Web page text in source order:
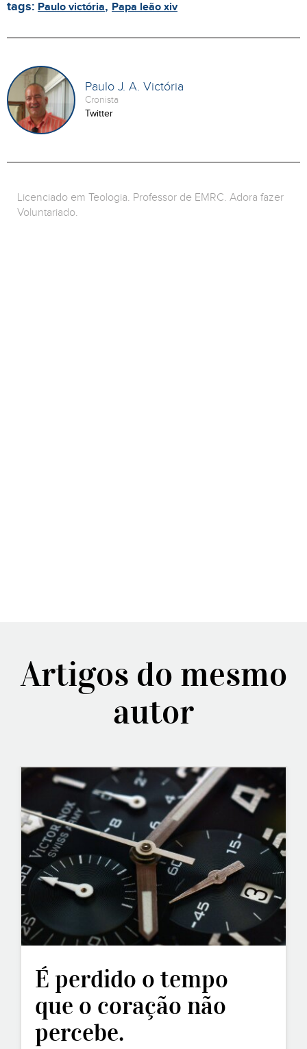
tags: Paulo victória, Papa leão xiv
Paulo J. A. Victória
Cronista
Twitter
Licenciado em Teologia. Professor de EMRC. Adora fazer
Voluntariado.
Artigos do mesmo
autor
É perdido o tempo
que o coração não
percebe.